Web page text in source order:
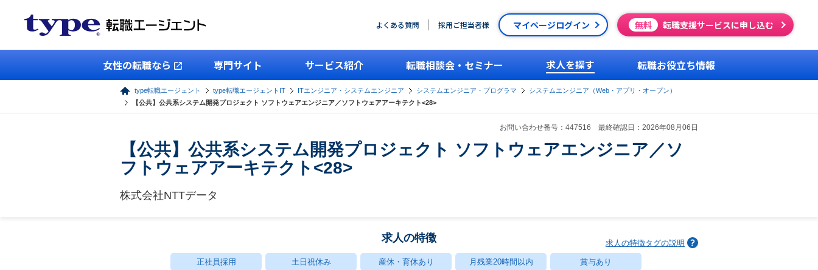
よくある質問 採用ご担当者様 マイページログイン 無料 転職支援サービスに申し込む
女性の転職なら 専門サイト サービス紹介 転職相談会・セミナー 求人を探す 転職お役立ち情報
type転職エージェント type転職エージェントIT ITエンジニア・システムエンジニア システムエンジニア・プログラマ
システムエンジニア（Web・アプリ・オープン）
【公共】公共系システム開発プロジェクト ソフトウェアエンジニア／ソフトウェアアーキテクト<28>
お問い合わせ番号：447516 最終確認日：2026年08月06日
【公共】公共系システム開発プロジェクト ソフトウェアエンジニア／ソ
フトウェアアーキテクト<28>
株式会社NTTデータ
求人の特徴 求人の特徴タグの説明
正社員採用 土日祝休み 産休・育休あり 月残業20時間以内 賞与あり